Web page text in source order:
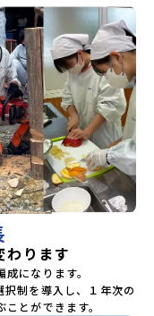
わります
になります。
制を導入し、１年次の
とができます。